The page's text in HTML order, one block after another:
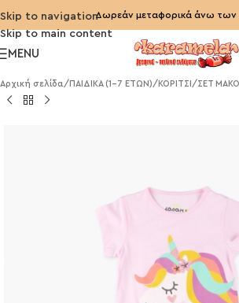
Skip to navigation
Skip to main content
Δωρεάν μεταφορικά άνω των
MENU
Αρχική σελίδα/ ΠΑΙΔΙΚΑ (1-7 ΕΤΩΝ)/ ΚΟΡΙΤΣΙ /ΣΕΤ ΜΑΚΟ